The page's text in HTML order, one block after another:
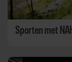
Sporten met